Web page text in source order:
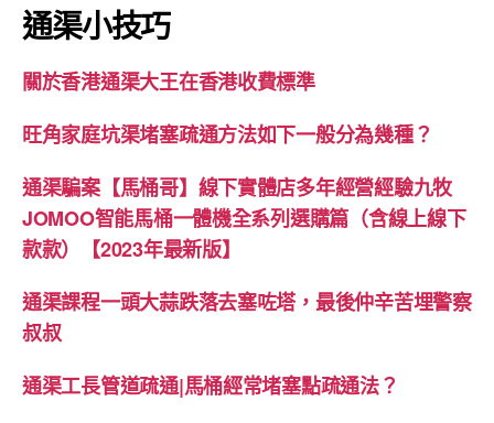
通渠小技巧
關於香港通渠大王在香港收費標準
旺角家庭坑渠堵塞疏通方法如下一般分為幾種？
通渠騙案【馬桶哥】線下實體店多年經營經驗九牧
JOMOO智能馬桶一體機全系列選購篇（含線上線下
款款）【2023年最新版】
通渠課程一頭大蒜跌落去塞咗塔，最後仲辛苦埋警察
叔叔
通渠工長管道疏通|馬桶經常堵塞點疏通法？